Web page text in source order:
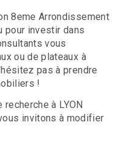
8eme Arrondissement
pour investir dans
vous
ou de plateaux à
pas à prendre
!
à LYON
invitons à modifier